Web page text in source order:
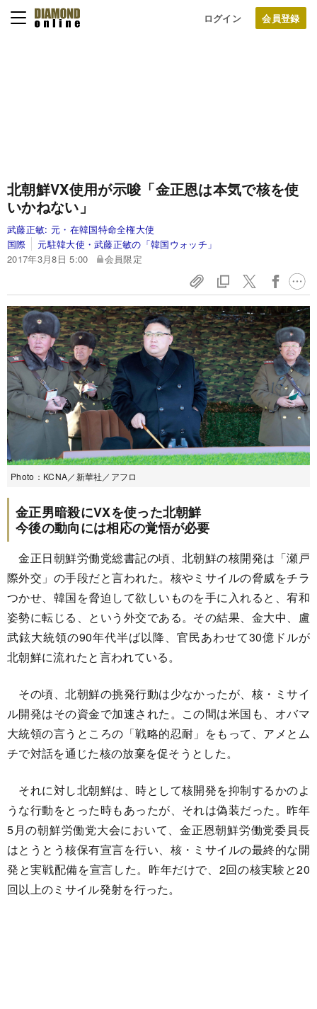
ログイン
北朝鮮VX使用が示唆「金正恩は本気で核を使
いかねない」
武藤正敏: 元・在韓国特命全権大使
国際
元駐韓大使・武藤正敏の「韓国ウォッチ」
2017年3月8日 5:00
会員限定
Photo：KCNA／新華社／アフロ
金正男暗殺にVXを使った北朝鮮
今後の動向には相応の覚悟が必要
金正日朝鮮労働党総書記の頃、北朝鮮の核開発は「瀬戸
際外交」の手段だと言われた。核やミサイルの脅威をチラ
つかせ、韓国を脅迫して欲しいものを手に入れると、宥和
姿勢に転じる、という外交である。その結果、金大中、盧
武鉉大統領の90年代半ば以降、官民あわせて30億ドルが
北朝鮮に流れたと言われている。
その頃、北朝鮮の挑発行動は少なかったが、核・ミサイ
ル開発はその資金で加速された。この間は米国も、オバマ
大統領の言うところの「戦略的忍耐」をもって、アメとム
チで対話を通じた核の放棄を促そうとした。
それに対し北朝鮮は、時として核開発を抑制するかのよ
うな行動をとった時もあったが、それは偽装だった。昨年
5月の朝鮮労働党大会において、金正恩朝鮮労働党委員長
はとうとう核保有宣言を行い、核・ミサイルの最終的な開
発と実戦配備を宣言した。昨年だけで、2回の核実験と20
回以上のミサイル発射を行った。